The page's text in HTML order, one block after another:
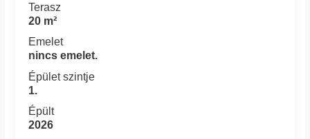
Terasz
20 m²
Emelet
nincs emelet.
Épület szintje
1.
Épült
2026